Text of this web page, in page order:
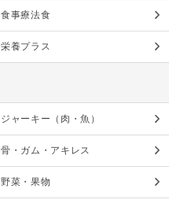
食事療法食
栄養プラス
ジャーキー（肉・魚）
骨・ガム・アキレス
野菜・果物